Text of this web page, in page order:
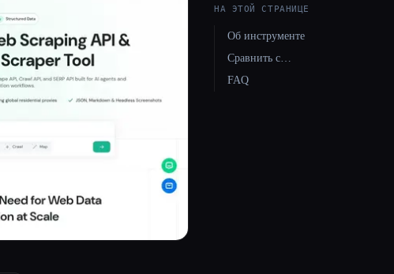
НА ЭТОЙ СТРАНИЦЕ
Об инструменте
Сравнить с…
FAQ